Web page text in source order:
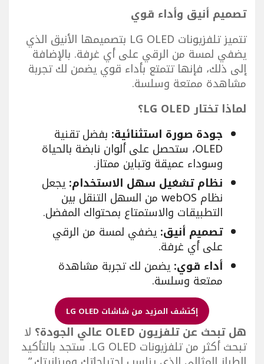
تصميم أنيق وأداء قوي
تتميز تلفزيونات LG OLED بتصميمها الأنيق الذي
يضفي لمسة من الرقي على أي غرفة. بالإضافة
إلى ذلك، فإنها تتمتع بأداء قوي يضمن لك تجربة
مشاهدة ممتعة وسلسة.
لماذا تختار LG OLED؟
جودة صورة استثنائية: بفضل تقنية
OLED، ستحصل على ألوان نابضة بالحياة
وسوداء عميقة وتباين ممتاز.
نظام تشغيل سهل الاستخدام: يجعل
نظام webOS من السهل التنقل بين
التطبيقات والاستمتاع بمحتواك المفضل.
تصميم أنيق: يضفي لمسة من الرقي
على أي غرفة.
أداء قوي: يضمن لك تجربة مشاهدة
ممتعة وسلسة.
إكتشف المزيد من شاشات LG OLED
هل تبحث عن تلفزيون OLED عالي الجودة؟ لا
تبحث أكثر من تلفزيونات LG OLED. ستجد بالتأكيد